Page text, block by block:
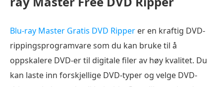
Blu-ray Master Gratis DVD Ripper er en kraftig DVD-
rippingsprogramvare som du kan bruke til å
oppskalere DVD-er til digitale filer av høy kvalitet. Du
kan laste inn forskjellige DVD-typer og velge DVD-